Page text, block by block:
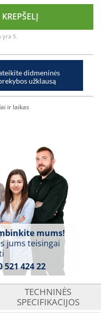
KREPŠELĮ
yra 5.
didmeninės
užklausą
ir laikas
mums!
jums teisingai
521 424 22
TECHNINĖS
SPECIFIKACIJOS